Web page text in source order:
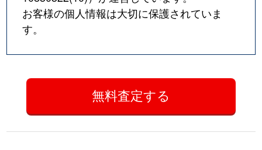
お客様の個人情報は大切に保護されていま
す。